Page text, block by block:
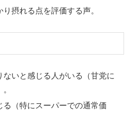
摂れる点を評価する声。
ないと感じる人がいる（甘党に
る（特にスーパーでの通常価